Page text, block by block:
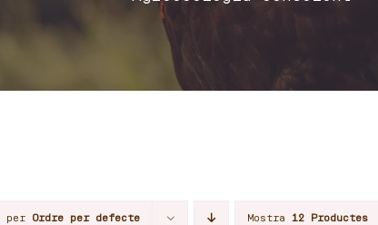
per Ordre per defecte Mostra12 Productes